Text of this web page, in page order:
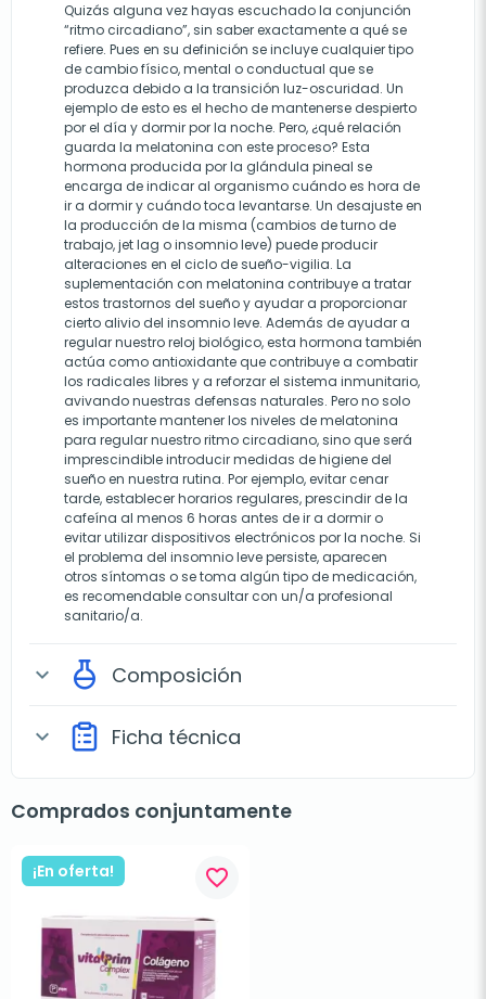
Quizás alguna vez hayas escuchado la conjunción
“ritmo circadiano”, sin saber exactamente a qué se
refiere. Pues en su definición se incluye cualquier tipo
de cambio físico, mental o conductual que se
produzca debido a la transición luz-oscuridad. Un
ejemplo de esto es el hecho de mantenerse despierto
por el día y dormir por la noche. Pero, ¿qué relación
guarda la melatonina con este proceso? Esta
hormona producida por la glándula pineal se
encarga de indicar al organismo cuándo es hora de
ir a dormir y cuándo toca levantarse. Un desajuste en
la producción de la misma (cambios de turno de
trabajo, jet lag o insomnio leve) puede producir
alteraciones en el ciclo de sueño-vigilia. La
suplementación con melatonina contribuye a tratar
estos trastornos del sueño y ayudar a proporcionar
cierto alivio del insomnio leve. Además de ayudar a
regular nuestro reloj biológico, esta hormona también
actúa como antioxidante que contribuye a combatir
los radicales libres y a reforzar el sistema inmunitario,
avivando nuestras defensas naturales. Pero no solo
es importante mantener los niveles de melatonina
para regular nuestro ritmo circadiano, sino que será
imprescindible introducir medidas de higiene del
sueño en nuestra rutina. Por ejemplo, evitar cenar
tarde, establecer horarios regulares, prescindir de la
cafeína al menos 6 horas antes de ir a dormir o
evitar utilizar dispositivos electrónicos por la noche. Si
el problema del insomnio leve persiste, aparecen
otros síntomas o se toma algún tipo de medicación,
es recomendable consultar con un/a profesional
sanitario/a.
expand_more Composición
expand_more Ficha técnica
Comprados conjuntamente
¡En oferta! favorite_border